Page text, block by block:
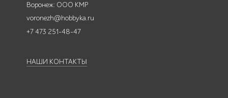
Воронеж: ООО КМР
voronezh@hobbyka.ru
+7 473 251-48-47
НАШИ КОНТАКТЫ